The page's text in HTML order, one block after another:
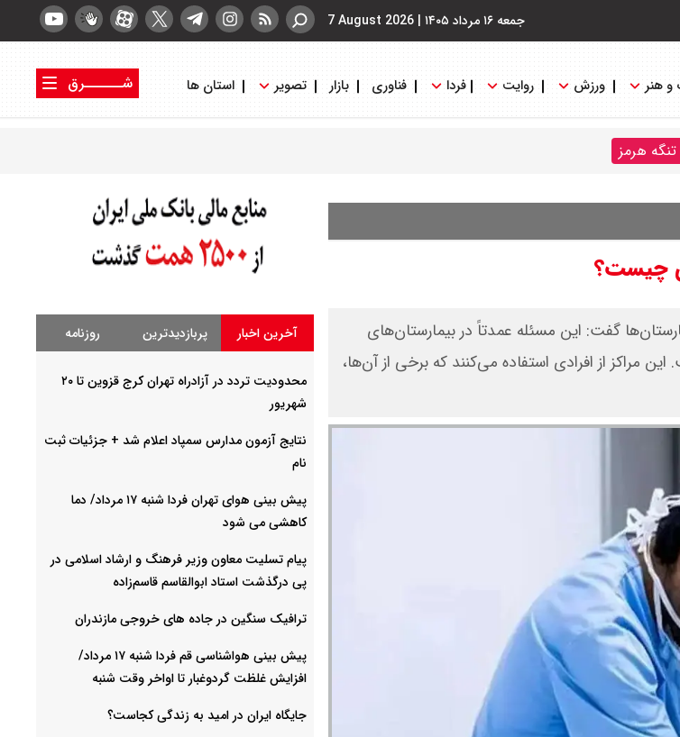
جمعه ۱۶ مرداد ۱۴۰۵ |
7 August 2026
هنر ورزش روایت فردا فناوری بازار تصویر استان ها
شــــــرق
تنگه هرمز
چیست؟
گفت: این مسئله عمدتاً در بیمارستان‌های
از افرادی استفاده می‌کنند که برخی از آن‌ها،
آخرین اخبار پربازدیدترین روزنامه
محدودیت تردد در آزادراه تهران کرج قزوین تا ۲۰
شهریور
نتایج آزمون مدارس سمپاد اعلام شد + جزئیات ثبت
نام
پیش بینی هوای تهران فردا شنبه ۱۷ مرداد/ دما
کاهشی می شود
پیام تسلیت معاون وزیر فرهنگ و ارشاد اسلامی در
پی درگذشت استاد ابوالقاسم قاسم‌زاده
ترافیک سنگین در جاده های خروجی مازندران
پیش بینی هواشناسی قم فردا شنبه ۱۷ مرداد/
افزایش غلظت گردوغبار تا اواخر وقت شنبه
جایگاه ایران در امید به زندگی کجاست؟